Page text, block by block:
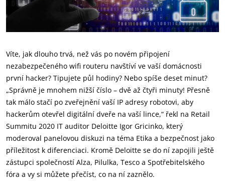
Víte, jak dlouho trvá, než vás po novém připojení
nezabezpečeného wifi routeru navštíví ve vaší domácnosti
první hacker? Tipujete půl hodiny? Nebo spíše deset minut?
„Správně je mnohem nižší číslo – dvě až čtyři minuty! Přesně
tak málo stačí po zveřejnění vaší IP adresy robotovi, aby
hackerům otevřel digitální dveře na vaší lince,“ řekl na Retail
Summitu 2020 IT auditor Deloitte Igor Gricinko, který
moderoval panelovou diskuzi na téma Etika a bezpečnost jako
příležitost k diferenciaci. Kromě Deloitte se do ní zapojili ještě
zástupci společností Alza, Pilulka, Tesco a Spotřebitelského
fóra a vy si můžete přečíst, co na ní zaznělo.